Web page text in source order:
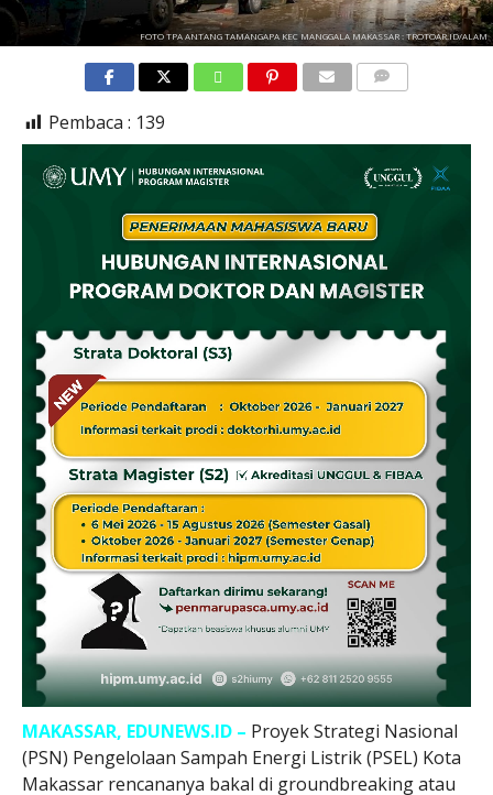
FOTO TPA ANTANG TAMANGAPA KEC MANGGALA MAKASSAR : TROTOAR.ID/ALAM
Pembaca : 139
MAKASSAR, EDUNEWS.ID – Proyek Strategi Nasional
(PSN) Pengelolaan Sampah Energi Listrik (PSEL) Kota
Makassar rencananya bakal di groundbreaking atau